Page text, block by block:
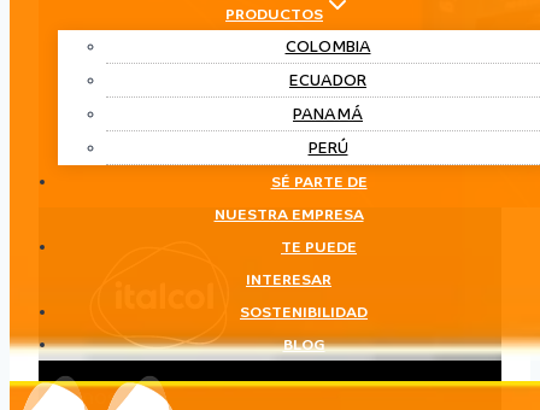
PRODUCTOS
COLOMBIA
ECUADOR
PANAMÁ
PERÚ
SÉ PARTE DE
NUESTRA EMPRESA
TE PUEDE
INTERESAR
SOSTENIBILIDAD
BLOG
Equinos